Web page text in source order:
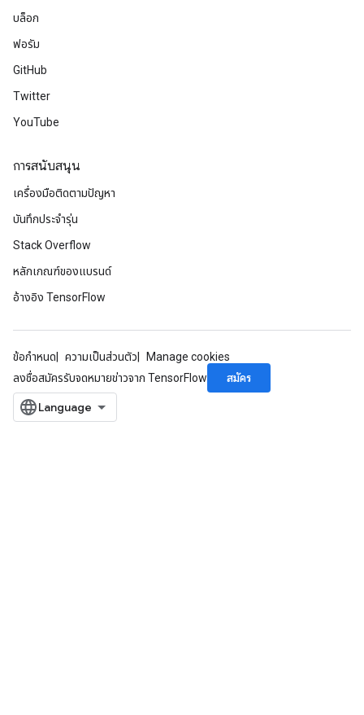
บล็อก
ฟอรัม
GitHub
Twitter
YouTube
การสนับสนุน
เครื่องมือติดตามปัญหา
บันทึกประจำรุ่น
Stack Overflow
หลักเกณฑ์ของแบรนด์
อ้างอิง TensorFlow
ข้อกำหนด ความเป็นส่วนตัว
Manage cookies
ลงชื่อสมัครรับจดหมายข่าวจาก TensorFlow
สมัคร